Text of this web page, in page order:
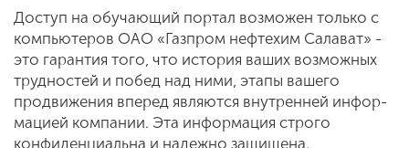
Доступ на обучающий портал возможен только с
компьютеров ОАО «Газпром нефтехим Салават» -
это гарантия того, что история ваших возможных
трудностей и побед над ними, этапы вашего
продвиже­ния вперед являются внутренней инфор­
мацией компании. Эта информация строго
конфиденциальна и надежно защищена.